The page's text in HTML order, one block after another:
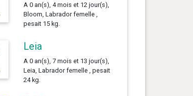
A 0 an(s), 4 mois et 12 jour(s),
Bloom, Labrador femelle ,
pesait 15 kg.
Leia
A 0 an(s), 7 mois et 13 jour(s),
Leia, Labrador femelle , pesait
24 kg.